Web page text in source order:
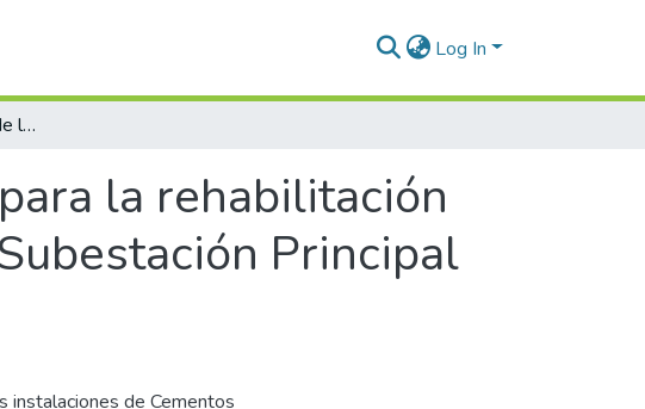
Log In
Estudio de factibilidad de la Inversión para la rehabilitación Sistema de Suministro Eléctrico en la Subestación Principal Cementos Cienfuegos S.A
la rehabilitación
Principal
instalaciones de Cementos